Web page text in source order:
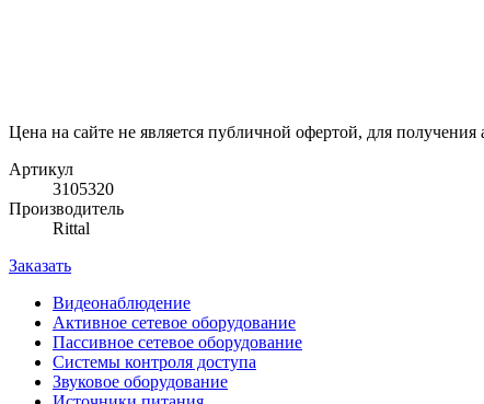
Цена на сайте не является публичной офертой, для
Артикул
3105320
Производитель
Rittal
Заказать
Видеонаблюдение
Активное сетевое оборудование
Пассивное сетевое оборудование
Системы контроля доступа
Звуковое оборудование